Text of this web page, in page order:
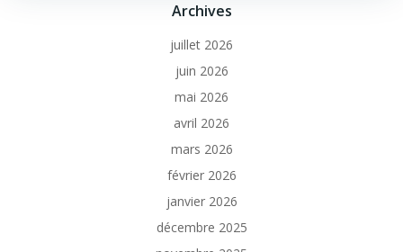
Archives
juillet 2026
juin 2026
mai 2026
avril 2026
mars 2026
février 2026
janvier 2026
décembre 2025